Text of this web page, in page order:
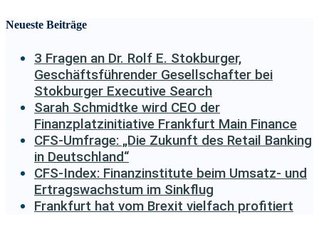
Neueste Beiträge
3 Fragen an Dr. Rolf E. Stokburger,
Geschäftsführender Gesellschafter bei
Stokburger Executive Search
Sarah Schmidtke wird CEO der
Finanzplatzinitiative Frankfurt Main Finance
CFS-Umfrage: „Die Zukunft des Retail Banking
in Deutschland“
CFS-Index: Finanzinstitute beim Umsatz- und
Ertragswachstum im Sinkflug
Frankfurt hat vom Brexit vielfach profitiert